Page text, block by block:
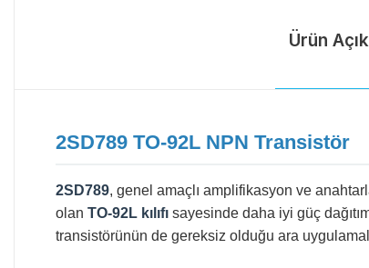
Ürün
2SD789 TO-92L NPN Transistör
2SD789, genel amaçlı amplifikasyon ve
olan TO-92L kılıfı sayesinde daha iyi güç
transistörünün de gereksiz olduğu ara